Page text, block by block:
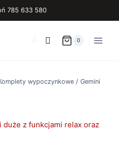
785 633 580
0
wypoczynkowe / Gemini